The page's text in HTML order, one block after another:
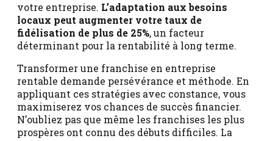
votre entreprise. L’adaptation aux besoins
locaux peut augmenter votre taux de
fidélisation de plus de 25%, un facteur
déterminant pour la rentabilité à long terme.
Transformer une franchise en entreprise
rentable demande persévérance et méthode. En
appliquant ces stratégies avec constance, vous
maximiserez vos chances de succès financier.
N’oubliez pas que même les franchises les plus
prospères ont connu des débuts difficiles. La